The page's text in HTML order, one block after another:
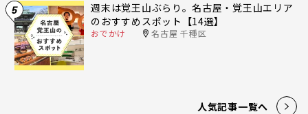
5
週末は覚王山ぶらり。名古屋・覚王山エリア
のおすすめスポット【14選】
おでかけ 名古屋 千種区
人気記事一覧へ